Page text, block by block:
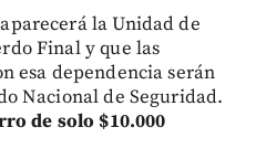
la Unidad de
Final y que las
esa dependencia serán
Nacional de Seguridad.
de solo $10.000